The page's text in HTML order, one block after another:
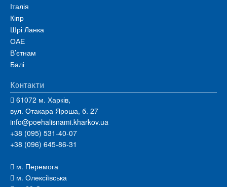
Італія
Кіпр
Шрі Ланка
ОАЕ
В’єтнам
Балі
Контакти
61072 м. Харків,
вул. Отакара Яроша, б. 27
info@poehalisnami.kharkov.ua
+38 (095) 531-40-07
+38 (096) 645-86-31
м. Перемога
м. Олексіївська